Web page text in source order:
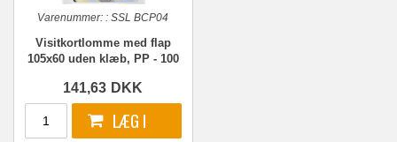
Varenummer: : SSL BCP04
Visitkortlomme med flap
105x60 uden klæb, PP - 100
141,63 DKK